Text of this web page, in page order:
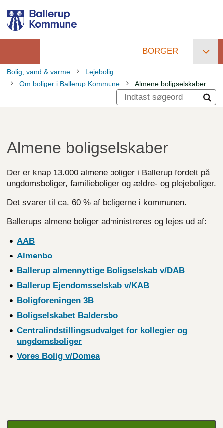
hovedindhold
Primær
navigation
BORGER
Brødkrumme
Bolig, vand & varme
Lejebolig
Om boliger i Ballerup Kommune
Almene boligselskaber
Almene boligselskaber
Der er knap 13.000 almene boliger i Ballerup fordelt på
ungdomsboliger, familieboliger og ældre- og plejeboliger.
Det svarer til ca. 60 % af boligerne i kommunen.
Ballerups almene boliger administreres og lejes ud af:
AAB
Almenbo
Ballerup almennyttige Boligselskab v/DAB
Ballerup Ejendomsselskab v/KAB
Boligforeningen 3B
Boligselskabet Baldersbo
Centralindstillingsudvalget for kollegier og
ungdomsboliger
Vores Bolig v/Domea